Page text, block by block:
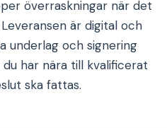
överraskningar när det
är digital och
underlag och signering
har nära till kvalificerat
ska fattas.